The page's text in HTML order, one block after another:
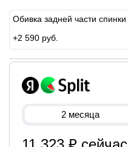
Обивка задней части спинки
+2 590 руб.
2 месяца